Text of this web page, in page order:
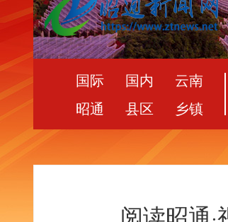
国际 国内
云南
昭通
县区 乡镇
阅读昭通